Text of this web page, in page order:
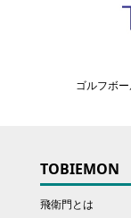
ゴルフボ
TOBIEMON
飛衛門とは